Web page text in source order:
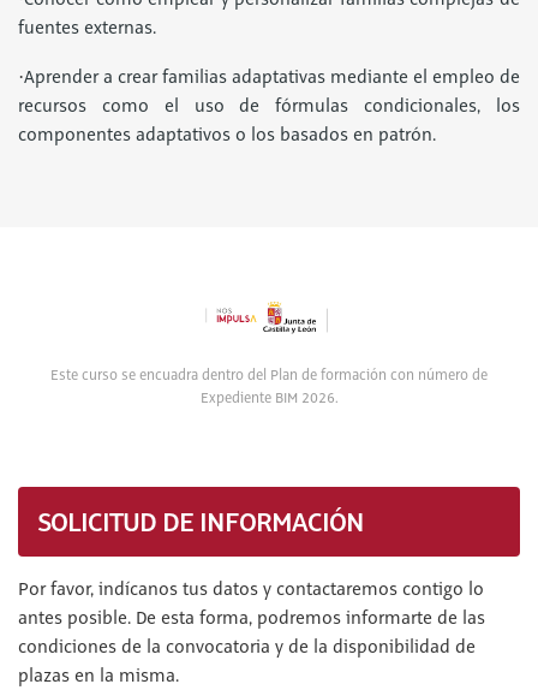
fuentes externas.
·Aprender a crear familias adaptativas mediante el empleo de
recursos como el uso de fórmulas condicionales, los
componentes adaptativos o los basados en patrón.
Este curso se encuadra dentro del Plan de formación con número de
Expediente BIM 2026.
SOLICITUD DE INFORMACIÓN
Por favor, indícanos tus datos y contactaremos contigo lo
antes posible. De esta forma, podremos informarte de las
condiciones de la convocatoria y de la disponibilidad de
plazas en la misma.